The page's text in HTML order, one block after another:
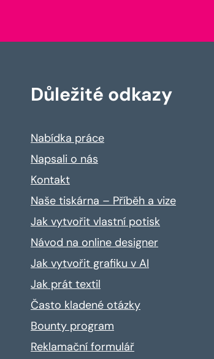
Důležité odkazy
Nabídka práce
Napsali o nás
Kontakt
Naše tiskárna – Příběh a vize
Jak vytvořit vlastní potisk
Návod na online designer
Jak vytvořit grafiku v AI
Jak prát textil
Často kladené otázky
Bounty program
Reklamační formulář